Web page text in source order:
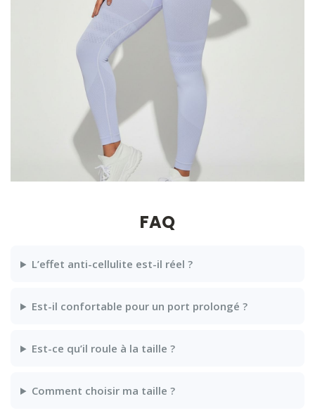
FAQ
L’effet anti-cellulite est-il réel ?
Est-il confortable pour un port prolongé ?
Est-ce qu’il roule à la taille ?
Comment choisir ma taille ?